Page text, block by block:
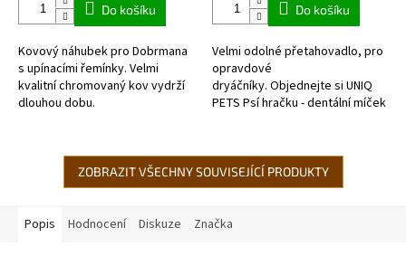
Do košíku
Kovový náhubek pro Dobrmana
s upínacími řemínky. Velmi
kvalitní chromovaný kov vydrží
dlouhou dobu.
Do košíku
Velmi odolné přetahovadlo, pro
opravdové
dryáčníky. Objednejte si UNIQ
PETS Psí hračku - dentální míček
ZOBRAZIT VŠECHNY SOUVISEJÍCÍ PRODUKTY
Popis Hodnocení Diskuze Značka